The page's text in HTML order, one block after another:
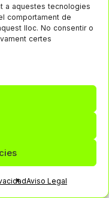
a aquestes tecnologies
comportament de
lloc. No consentir o
certes
Aviso Legal